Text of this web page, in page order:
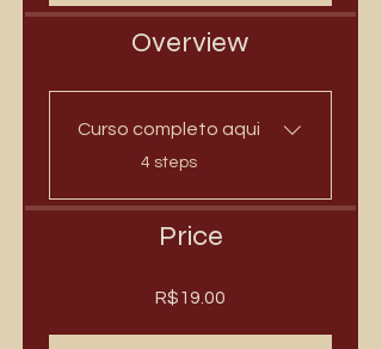
Overview
Curso completo aqui
.
4 steps
Price
R$19.00